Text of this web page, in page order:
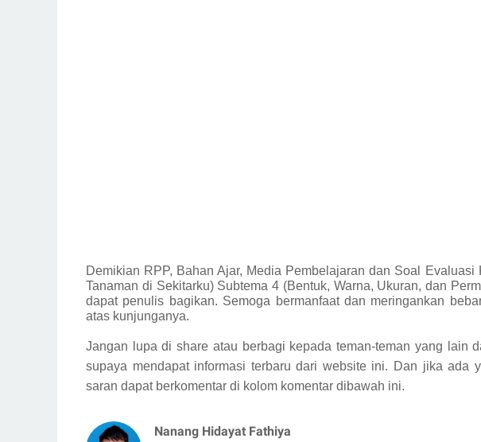
Demikian RPP, Bahan Ajar, Media Pembelajaran dan Soal
Tanaman di Sekitarku) Subtema 4 (Bentuk, Warna, Ukuran, dan
dapat penulis bagikan. Semoga bermanfaat dan meringankan
atas kunjunganya.
Jangan lupa di share atau berbagi kepada teman-teman yang lain
supaya mendapat informasi terbaru dari website ini. Dan jika ada
saran dapat berkomentar di kolom komentar dibawah ini.
Nanang Hidayat Fathiya